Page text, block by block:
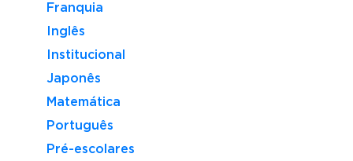
Franquia
Inglês
Institucional
Japonês
Matemática
Português
Pré-escolares